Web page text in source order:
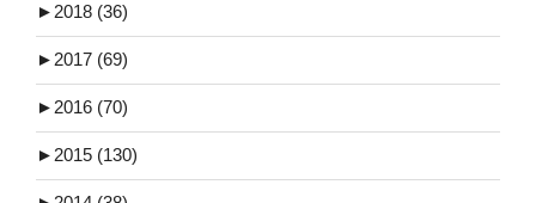
► 2018 (36)
► 2017 (69)
► 2016 (70)
► 2015 (130)